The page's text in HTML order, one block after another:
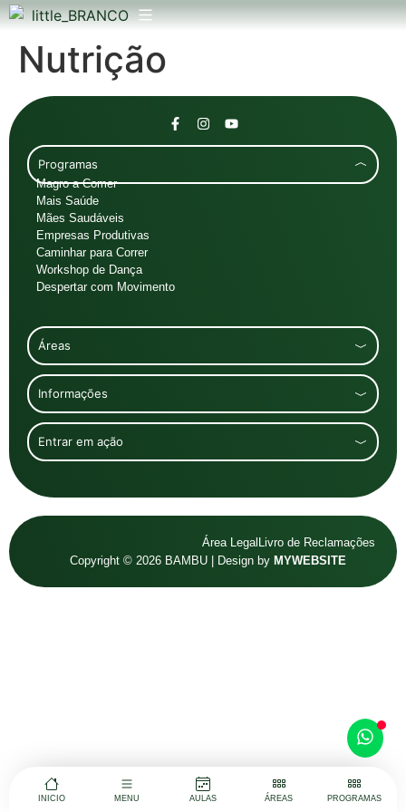
INICIO MENU AULAS ÁREAS PROGRAMAS
Nutrição
Programas
Magro a Comer
Mais Saúde
Mães Saudáveis
Empresas Produtivas
Caminhar para Correr
Workshop de Dança
Despertar com Movimento
Áreas
Informações
Entrar em ação
Copyright © 2026 BAMBU | Design by MYWEBSITE
Livro de Reclamações
Área Legal